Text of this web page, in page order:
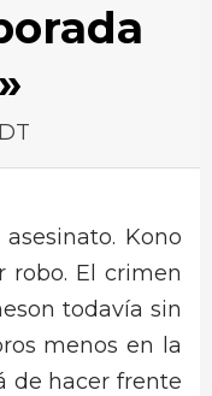
Kono
robo. El crimen
todavía sin
menos en la
de hacer frente